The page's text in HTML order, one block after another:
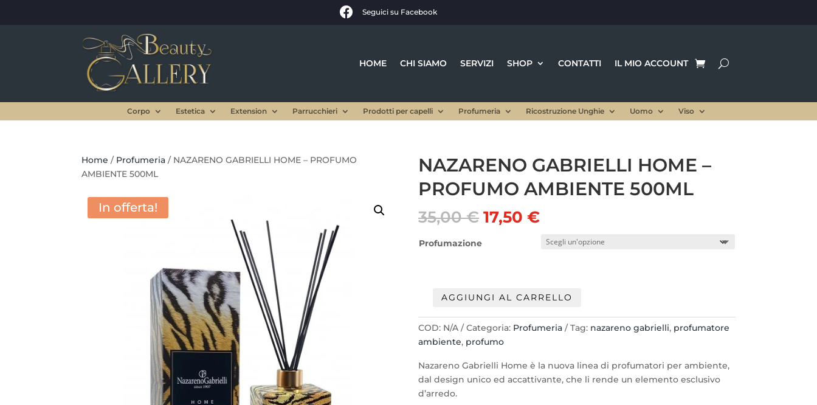
 Seguici su Facebook
HOME CHI SIAMO SERVIZI SHOP CONTATTI IL MIO ACCOUNT
Corpo Estetica Extension Parrucchieri Prodotti per capelli Profumeria Ricostruzione Unghie Uomo Viso
Home / Profumeria / NAZARENO GABRIELLI HOME – PROFUMO
AMBIENTE 500ML
In offerta!
NAZARENO GABRIELLI HOME –
PROFUMO AMBIENTE 500ML
35,00€ Il
prezzo
originale
17,50€Il
attuale
Profumazione
NAZARENO
GABRIELLI
HOME
-
AMBIENTE
500ML
AGGIUNGI AL CARRELLO
COD: N/A Categoria: Profumeria Tag: nazareno gabrielli, profumatore
ambiente, profumo
Nazareno Gabrielli Home è la nuova linea di profumatori per ambiente,
dal design unico ed accattivante, che li rende un elemento esclusivo
d’arredo.